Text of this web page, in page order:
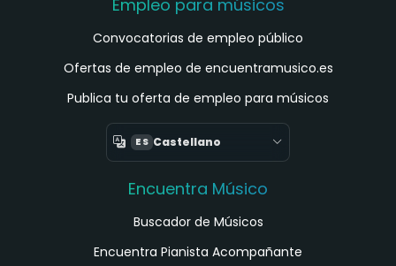
Empleo para músicos
Convocatorias de empleo público
Ofertas de empleo de encuentramusico.es
Publica tu oferta de empleo para músicos
ES Castellano
Encuentra Músico
Buscador de Músicos
Encuentra Pianista Acompañante